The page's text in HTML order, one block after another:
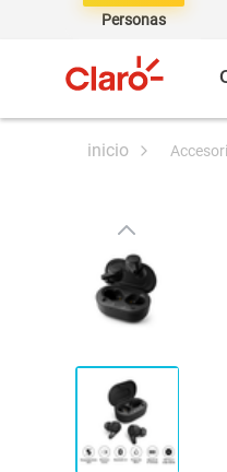
Personas